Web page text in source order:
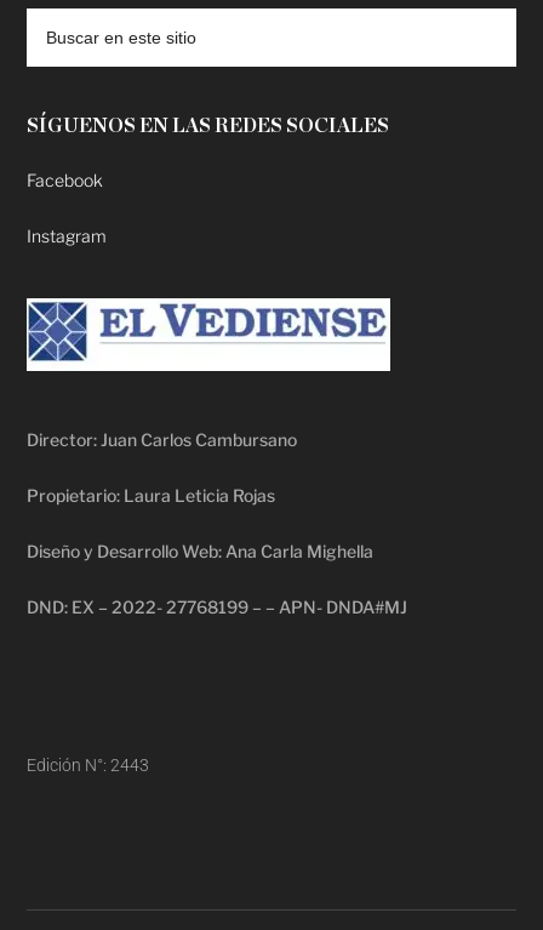
SÍGUENOS EN LAS REDES SOCIALES
Facebook
Instagram
Director: Juan Carlos Cambursano
Propietario: Laura Leticia Rojas
Diseño y Desarrollo Web: Ana Carla Mighella
DND: EX – 2022- 27768199 – – APN- DNDA#MJ
Edición N°: 2443